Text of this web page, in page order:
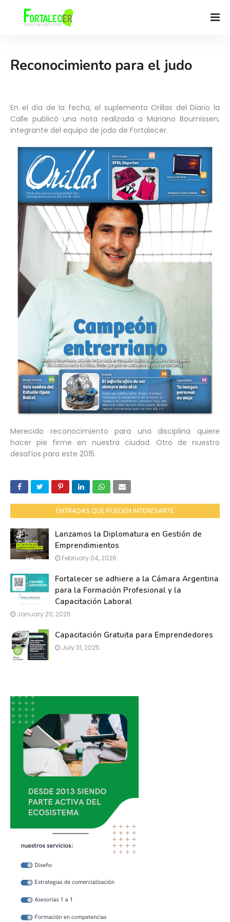
Reconocimiento para el judo
En el día de la fecha, el suplemento Orillas del Diario la
Calle publicó una nota realizada a Mariano Bournissen,
integrante del equipo de jodo de Fortalecer.
Merecido reconocimiento para una disciplina quiere
hacer pie firme en nuestra ciudad. Otro de nuestro
desafíos para este 2015.
ENTRADAS QUE PUEDEN INTERESARTE
Lanzamos la Diplomatura en Gestión de
Emprendimientos
February 04, 2026
Fortalecer se adhiere a la Cámara Argentina
para la Formación Profesional y la
Capacitación Laboral
January 20, 2026
Capacitación Gratuita para Emprendedores
July 31, 2025